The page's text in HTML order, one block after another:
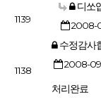
1139
디쏘
2008-
1138
수정감사
2008-
처리완료